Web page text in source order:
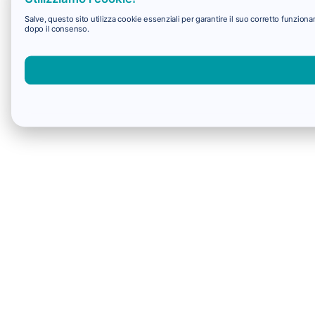
Salve, questo sito utilizza cookie essenziali per garantire il suo corretto
dopo il consenso.